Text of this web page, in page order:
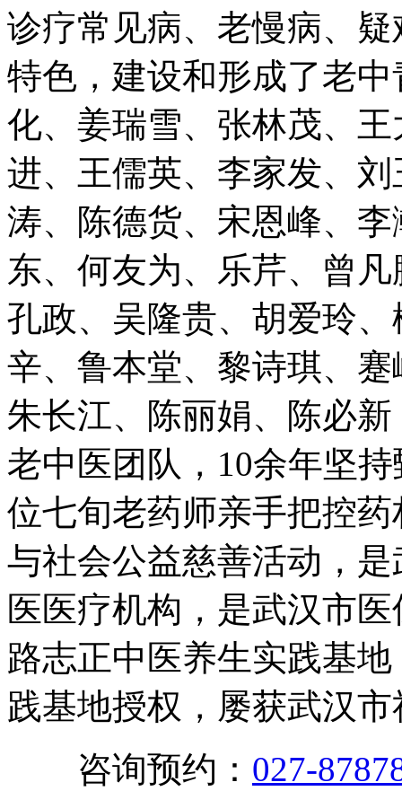
诊疗常见病、老慢病、
特色，建设和形成了老
化、姜瑞雪、张林茂、
进、王儒英、李家发、
涛、陈德货、宋恩峰、
东、何友为、乐芹、曾
孔政、吴隆贵、胡爱玲
辛、鲁本堂、黎诗琪、
朱长江、陈丽娟、陈必
老中医团队，10余年坚
位七旬老药师亲手把控
与社会公益慈善活动，
医医疗机构，是武汉市
路志正中医养生实践基
践基地授权，屡获武汉
咨询预约： 027-